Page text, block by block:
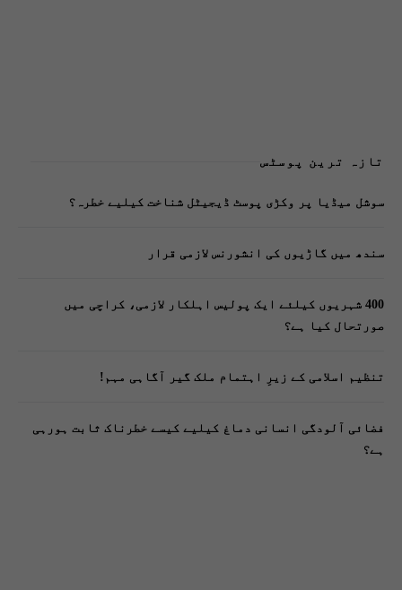
تازہ ترین پوسٹس
سوشل میڈیا پر وکڑی پوسٹ ڈیجیٹل شناخت کیلیے خطرہ؟
سندھ میں گاڑیوں کی انشورنس لازمی قرار
400 شہریوں کیلئے ایک پولیس اہلکار لازمی، کراچی میں
صورتحال کیا ہے؟
تنظیم اسلامی کے زیرِ اہتمام ملک گیر آگاہی مہم!
فضائی آلودگی انسانی دماغ کیلیے کیسے خطرناک ثابت ہورہی
ہے؟